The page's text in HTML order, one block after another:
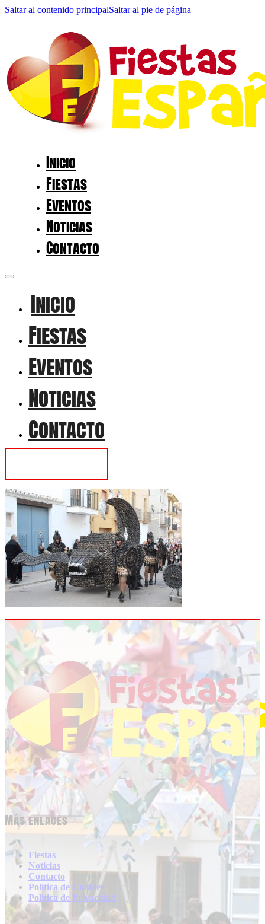
Saltar al contenido principalSaltar al pie de página
Inicio
Fiestas
Eventos
Noticias
Contacto
Inicio
Fiestas
Eventos
Noticias
Contacto
Más enlaces
Fiestas
Noticias
Contacto
Politica de Cookies
Politica de Privacidad